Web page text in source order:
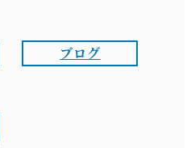
ブログ